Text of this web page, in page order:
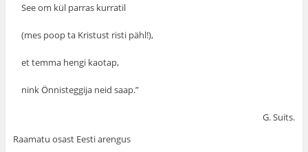
See om kül parras kurratil
(mes poop ta Kristust risti pähl!),
et temma hengi kaotap,
nink Önnisteggija neid saap.”
G. Suits.
Raamatu osast Eesti arengus